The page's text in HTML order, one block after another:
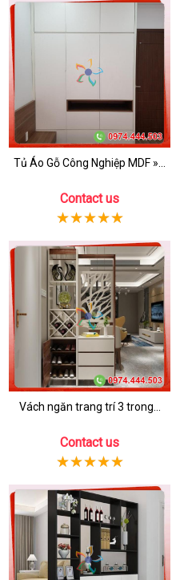
Tủ Áo Gỗ Công Nghiệp MDF »...
Contact us
Vách ngăn trang trí 3 trong...
Contact us